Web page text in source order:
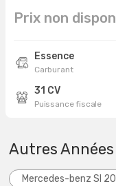
Prix non
Essence
Carburant
31 CV
Puissance fiscale
Autres Années
Mercedes-benz Sl